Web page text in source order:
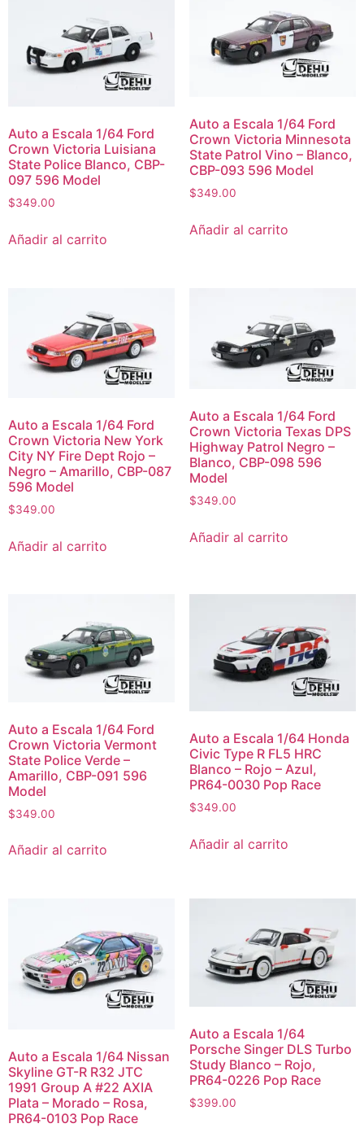
Auto a Escala 1/64 Ford
Crown Victoria Luisiana
State Police Blanco, CBP-
097 596 Model
$349.00
Añadir al carrito
Auto a Escala 1/64 Ford
Crown Victoria Minnesota
State Patrol Vino – Blanco,
CBP-093 596 Model
$349.00
Añadir al carrito
Auto a Escala 1/64 Ford
Crown Victoria New York
City NY Fire Dept Rojo –
Negro – Amarillo, CBP-087
596 Model
$349.00
Añadir al carrito
Auto a Escala 1/64 Ford
Crown Victoria Texas DPS
Highway Patrol Negro –
Blanco, CBP-098 596
Model
$349.00
Añadir al carrito
Auto a Escala 1/64 Ford
Crown Victoria Vermont
State Police Verde –
Amarillo, CBP-091 596
Model
$349.00
Añadir al carrito
Auto a Escala 1/64 Honda
Civic Type R FL5 HRC
Blanco – Rojo – Azul,
PR64-0030 Pop Race
$349.00
Añadir al carrito
Auto a Escala 1/64 Nissan
Skyline GT-R R32 JTC
1991 Group A #22 AXIA
Plata – Morado – Rosa,
PR64-0103 Pop Race
Auto a Escala 1/64
Porsche Singer DLS Turbo
Study Blanco – Rojo,
PR64-0226 Pop Race
$399.00